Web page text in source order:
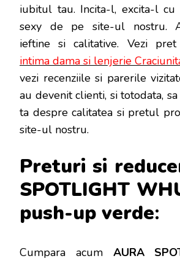
iubitul tau. Incita-l, excita-l cu
sexy de pe site-ul nostru.
ieftine si calitative. Vezi
intima dama si lenjerie
vezi recenziile si parerile
au devenit clienti, si totodata,
ta despre calitatea si pretul
site-ul nostru.
Preturi si
SPOTLIGHT
push-up verde:
Cumpara acum AURA